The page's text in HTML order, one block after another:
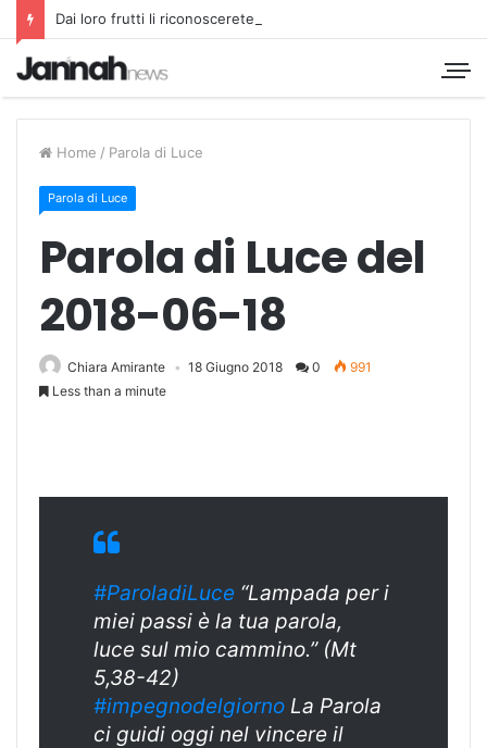
Dai loro frutti li riconoscerete
Home / Parola di Luce
Parola di Luce
Parola di Luce del
2018-06-18
Chiara Amirante 18 Giugno 2018 0
991
Less than a minute
#ParoladiLuce “Lampada per i
miei passi è la tua parola,
luce sul mio cammino.” (Mt
5,38-42)
#impegnodelgiorno La Parola
ci guidi oggi nel vincere il